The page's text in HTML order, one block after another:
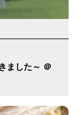
ました～ ＠